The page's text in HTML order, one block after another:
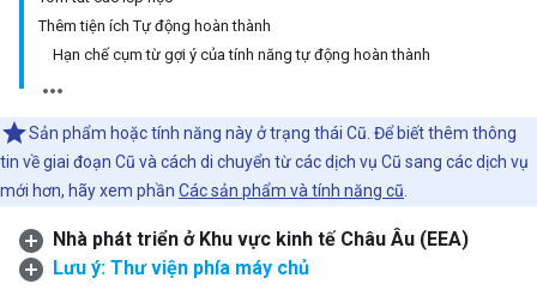
Thêm tiện ích Tự động hoàn thành
Hạn chế cụm từ gợi ý của tính năng tự động hoàn thành
Sản phẩm hoặc tính năng này ở trạng thái Cũ. Để biết thêm thông
tin về giai đoạn Cũ và cách di chuyển từ các dịch vụ Cũ sang các dịch vụ
mới hơn, hãy xem phần Các sản phẩm và tính năng cũ.
Nhà phát triển ở Khu vực kinh tế Châu Âu (EEA)
Lưu ý: Thư viện phía máy chủ